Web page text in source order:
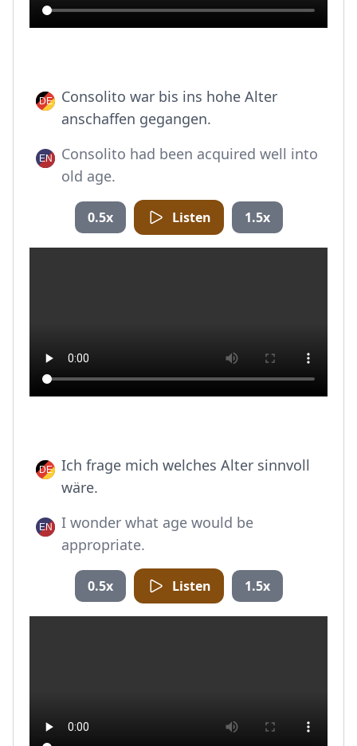
Consolito war bis ins hohe Alter
anschaffen gegangen.
Consolito had been acquired well into
old age.
0.5x Listen 1.5x
Ich frage mich welches Alter sinnvoll
wäre.
I wonder what age would be
appropriate.
0.5x Listen 1.5x